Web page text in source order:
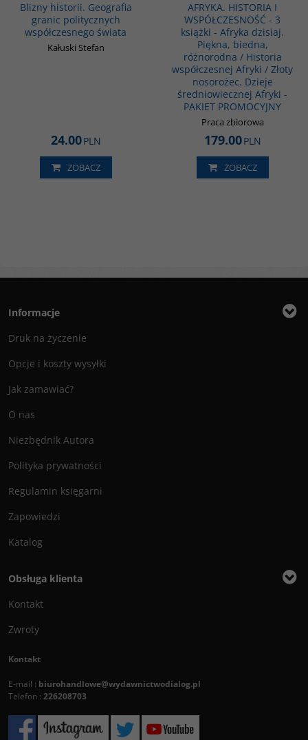
Blizny historii. Geografia
granic politycznych
współczesnego świata
Kałuski Stefan
24.00PLN
ZOBACZ
AFRYKA. HISTORIA I
WSPÓŁCZESNOŚĆ - 3
książki - Afryka dzisiaj.
Piękna, biedna,
różnorodna / Historia
współczesnej Afryki / Złoty
nosorożec. Dzieje
średniowiecznej Afryki -
PAKIET PROMOCYJNY
Praca zbiorowa
179.00PLN
ZOBACZ
Informacje
Druk na życzenie
Opcje i koszty wysyłki
Jak zamawiać?
O nas
Niezbędnik Autora
Polityka prywatności
Regulamin księgarni
Zapowiedzi
Katalog
Obsługa klienta
Kontakt
Zwroty
Kontakt
E-mail : biurohandlowe@wydawnictwodialog.pl
Telefon : 226208703